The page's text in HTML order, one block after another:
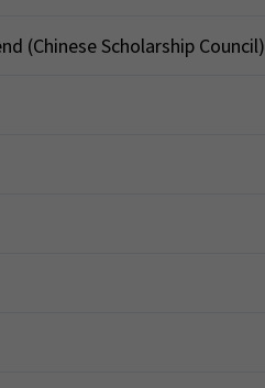
(Chinese Scholarship Council)